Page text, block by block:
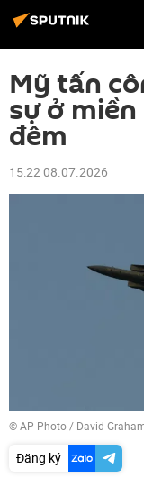
Mỹ tấn
sự ở
đêm
15:22 08.07.2026
© AP Photo / David
Đăng ký